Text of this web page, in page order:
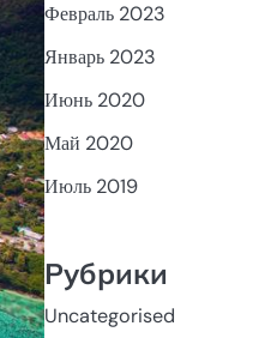
Февраль 2023
Январь 2023
Июнь 2020
Май 2020
Июль 2019
Рубрики
Uncategorised